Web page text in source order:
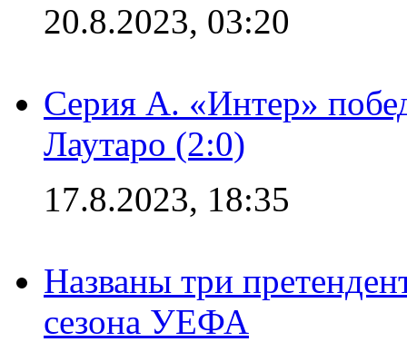
20.8.2023, 03:20
Серия А. «Интер»
Лаутаро (2:0)
17.8.2023, 18:35
Названы три
сезона УЕФА